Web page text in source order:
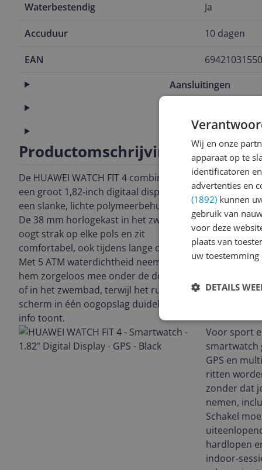
Waterbestendig
Ja
Accuduur 10 dagen
EAN
Aansluitingen
Functies
Productomschrijving
De HUAWEI WATCH FIT 4 combineert
een groot 1,82‑inch digitaal display met
een slanke, lichte polymeerbehuizing.
De 38 mm horlogekast in het zwart
oogt strak op elke pols en zit
comfortabel, ook tijdens lange dagen.
Met 5 ATM waterdichtheid neem je
hem zorgeloos mee onder de douche
of in het zwembad, terwijl het ruime
scherm in één oogopslag duidelijke
info toont.
Voor sport
smartwatch
GPS en
ritten
zonder dat
nemen,
Schakel
hardlopen
Wij en onze
apparaat op te
identificatoren
advertenties en
(1892) kunnen
gebruik van
voor deze
plaats van
uw
DETAILS